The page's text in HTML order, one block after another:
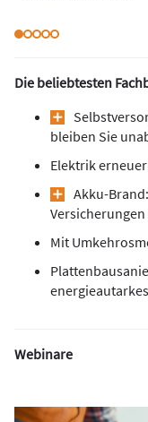
Die beliebtesten
bleiben Sie
Elektrik
Akku-
Versicherungen
Mit
Webinare